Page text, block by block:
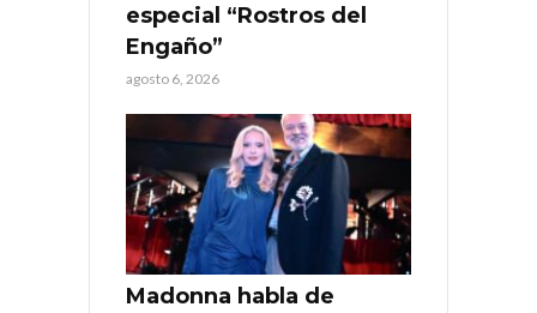
especial “Rostros del
Engaño”
agosto 6, 2026
Madonna habla de